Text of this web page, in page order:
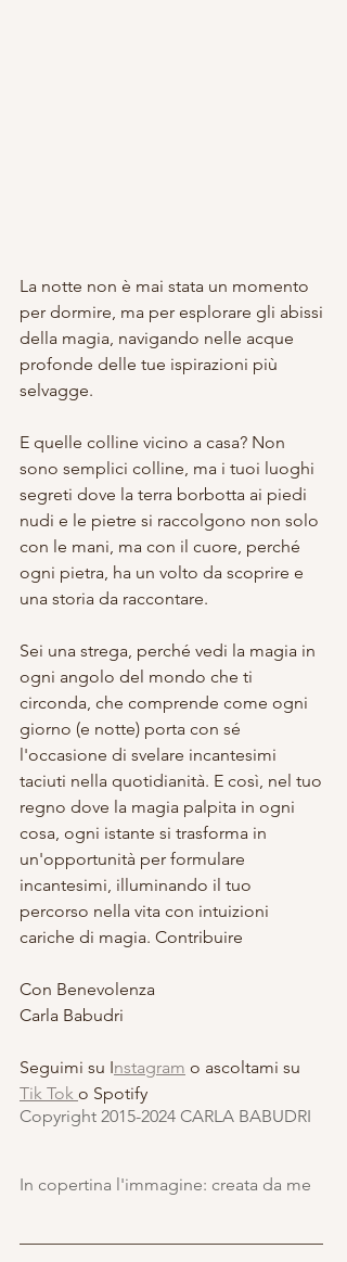
La notte non è mai stata un momento
per dormire, ma per esplorare gli abissi
della magia, navigando nelle acque
profonde delle tue ispirazioni più
selvagge.
E quelle colline vicino a casa? Non
sono semplici colline, ma i tuoi luoghi
segreti dove la terra borbotta ai piedi
nudi e le pietre si raccolgono non solo
con le mani, ma con il cuore, perché
ogni pietra, ha un volto da scoprire e
una storia da raccontare.
Sei una strega, perché vedi la magia in
ogni angolo del mondo che ti
circonda, che comprende come ogni
giorno (e notte) porta con sé
l'occasione di svelare incantesimi
taciuti nella quotidianità. E così, nel tuo
regno dove la magia palpita in ogni
cosa, ogni istante si trasforma in
un'opportunità per formulare
incantesimi, illuminando il tuo
percorso nella vita con intuizioni
cariche di magia. Contribuire
Con Benevolenza
Carla Babudri
Seguimi su Instagram o ascoltami su
Tik Tok o Spotify
Copyright 2015-2024 CARLA BABUDRI
In copertina l'immagine: creata da me